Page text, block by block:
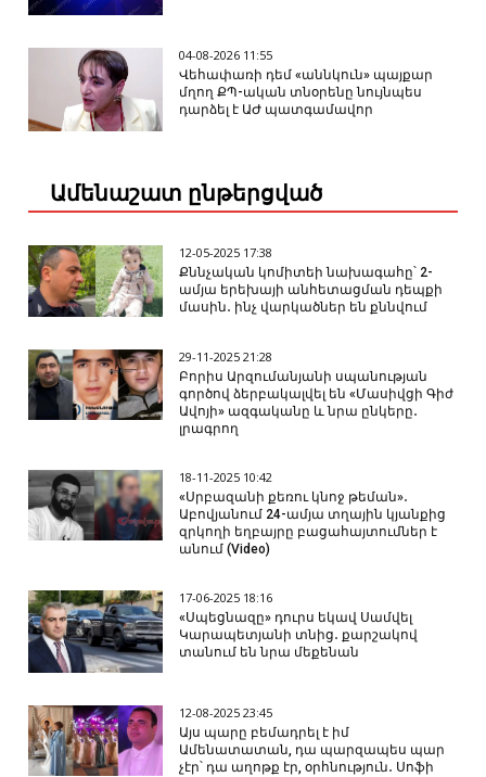
04-08-2026 11:55
Վեհափառի դեմ «աննկուն» պայքար
մղող ՔՊ-ական տնօրենը նույնպես
դարձել է ԱԺ պատգամավոր
Ամենաշատ ընթերցված
12-05-2025 17:38
Քննչական կոմիտեի նախագահը՝ 2-
ամյա երեխայի անհետացման դեպքի
մասին․ ինչ վարկածներ են քննվում
29-11-2025 21:28
Բորիս Արզումանյանի սպանության
գործով ձերբակալվել են «Մասիվցի Գիժ
Ավոյի» ազգականը և նրա ընկերը․
լրագրող
18-11-2025 10:42
«Սրբազանի քեռու կնոջ թեման»․
Աբովյանում 24-ամյա տղային կյանքից
զրկողի եղբայրը բացահայտումներ է
անում (Video)
17-06-2025 18:16
«Սպեցնազը» դուրս եկավ Սամվել
Կարապետյանի տնից․ քարշակով
տանում են նրա մեքենան
12-08-2025 23:45
Այս պարը բեմադրել է իմ
Ամենատատան, դա պարզապես պար
չէր՝ դա աղոթք էր, օրհնություն․ Սոֆի